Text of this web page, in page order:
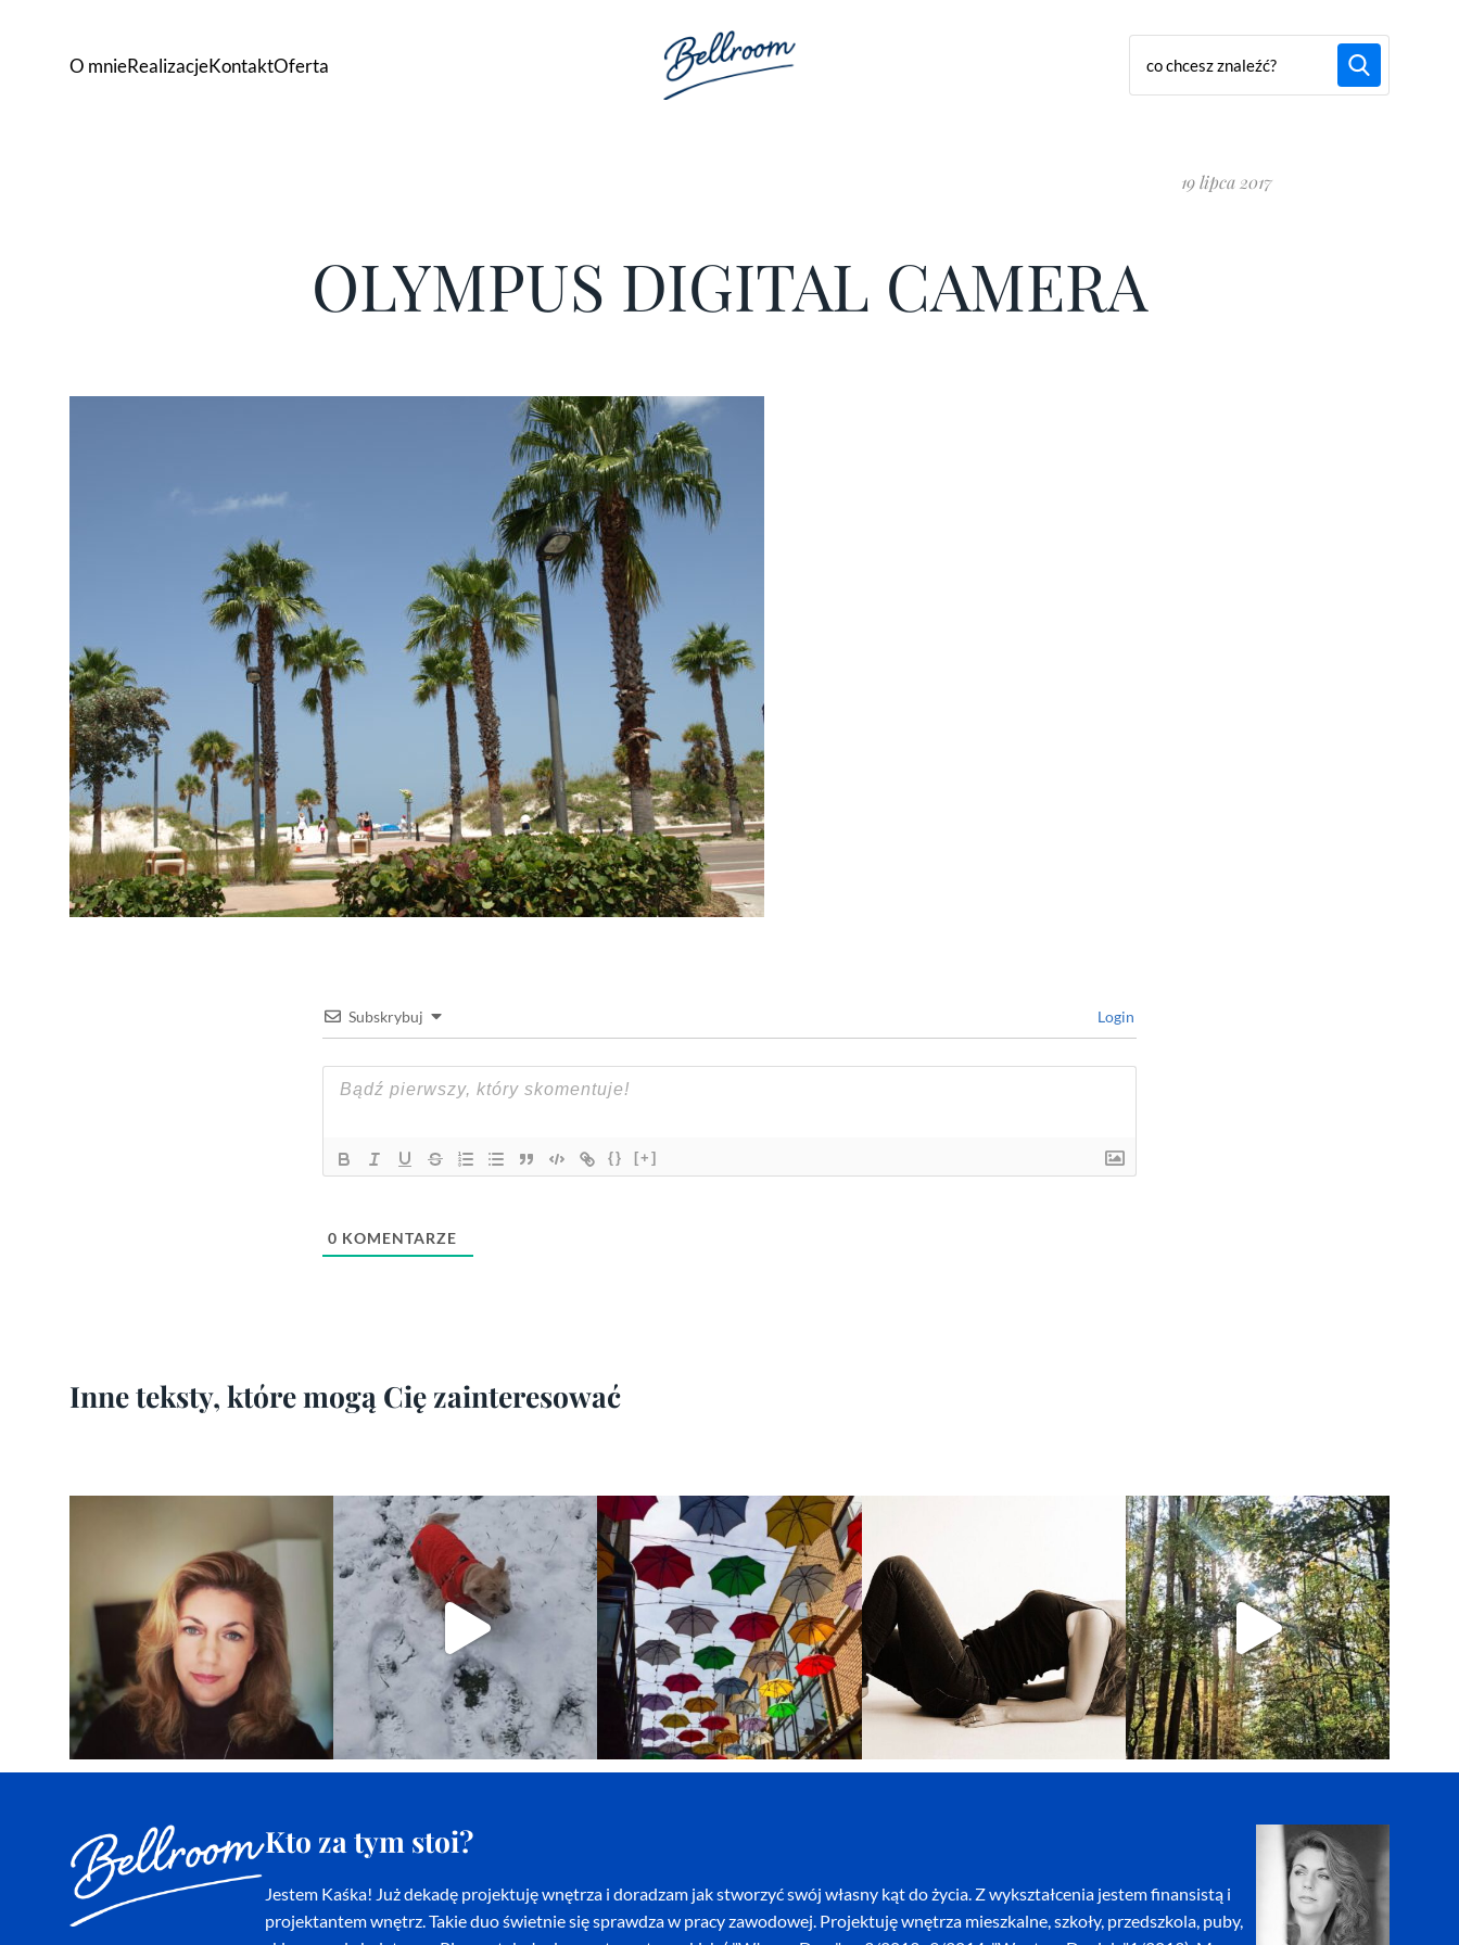
O mnieRealizacjeKontaktOferta
19 lipca 2017
OLYMPUS DIGITAL CAMERA
Subskrybuj Login
{} [+]
0 KOMENTARZE
Inne teksty, które mogą Cię zainteresować
Kto za tym stoi?
Jestem Kaśka! Już dekadę projektuję wnętrza i doradzam jak stworzyć swój własny kąt do życia. Z wykształcenia jestem finansistą i
projektantem wnętrz. Takie duo świetnie się sprawdza w pracy zawodowej. Projektuję wnętrza mieszkalne, szkoły, przedszkola, puby,